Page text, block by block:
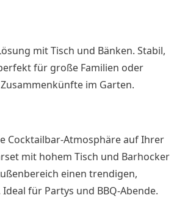
mit Tisch und Bänken. Stabil,
für große Familien oder
im Garten.
Cocktailbar-Atmosphäre auf Ihrer
mit hohem Tisch und Barhocker
einen trendigen,
für Partys und BBQ-Abende.